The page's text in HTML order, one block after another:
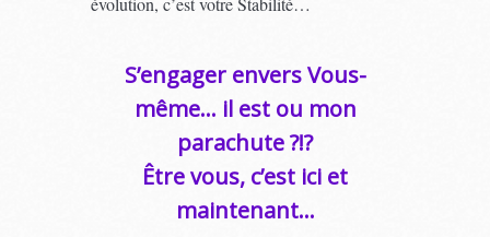
S’engager envers Vous-
même… il est ou mon
parachute ?!?
Être vous, c’est ici et
maintenant…